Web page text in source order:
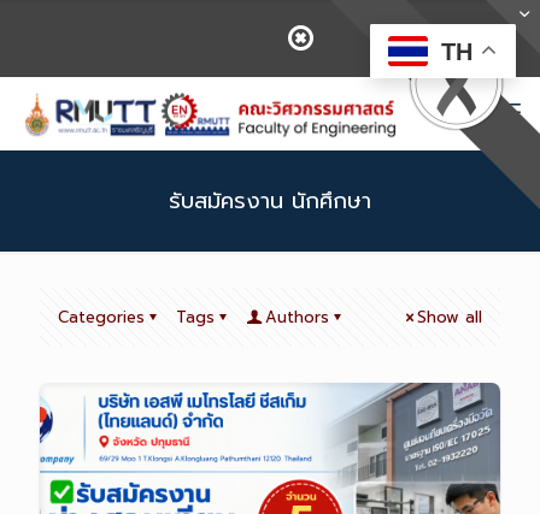
รับสมัครงาน นักศึกษา
Categories Tags Authors Show all
TH